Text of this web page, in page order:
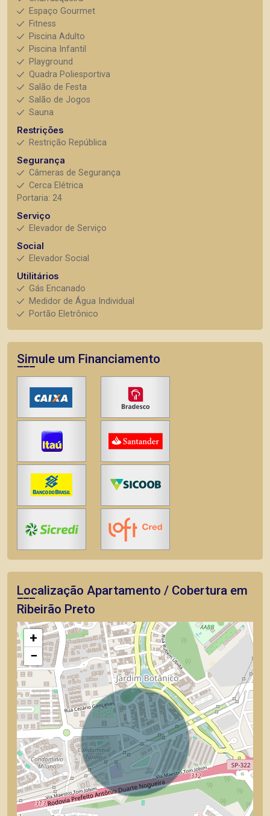
Espaço Gourmet
Fitness
Piscina Adulto
Piscina Infantil
Playground
Quadra Poliesportiva
Salão de Festa
Salão de Jogos
Sauna
Restrições
Restrição República
Segurança
Câmeras de Segurança
Cerca Elétrica
Portaria: 24
Serviço
Elevador de Serviço
Social
Elevador Social
Utilitários
Gás Encanado
Medidor de Água Individual
Portão Eletrônico
Simule um Financiamento
Localização Apartamento / Cobertura em
Ribeirão Preto
+
−